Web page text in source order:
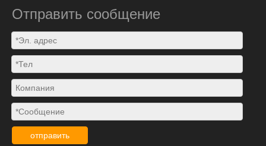
Отправить сообщение
отправить